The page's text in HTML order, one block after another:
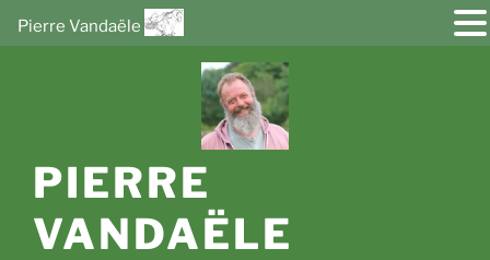
PIERRE
VANDAËLE
Pierre Vandaële